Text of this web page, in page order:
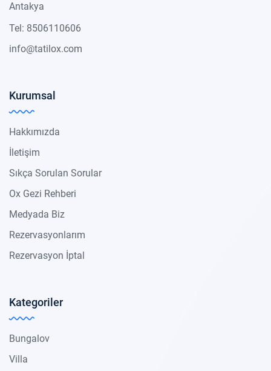
Antakya
Tel: 8506110606
info@tatilox.com
Kurumsal
Hakkımızda
İletişim
Sıkça Sorulan Sorular
Ox Gezi Rehberi
Medyada Biz
Rezervasyonlarım
Rezervasyon İptal
Kategoriler
Bungalov
Villa